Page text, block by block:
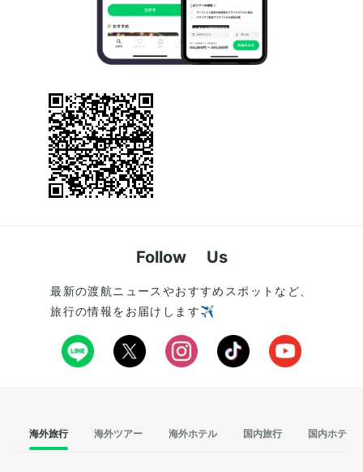
Follow Us
最新の渡航ニュースやおすすめスポットなど、
旅行の情報をお届けします✈️
海外旅行 海外ツアー 海外ホテル 国内旅行 国内ホテル